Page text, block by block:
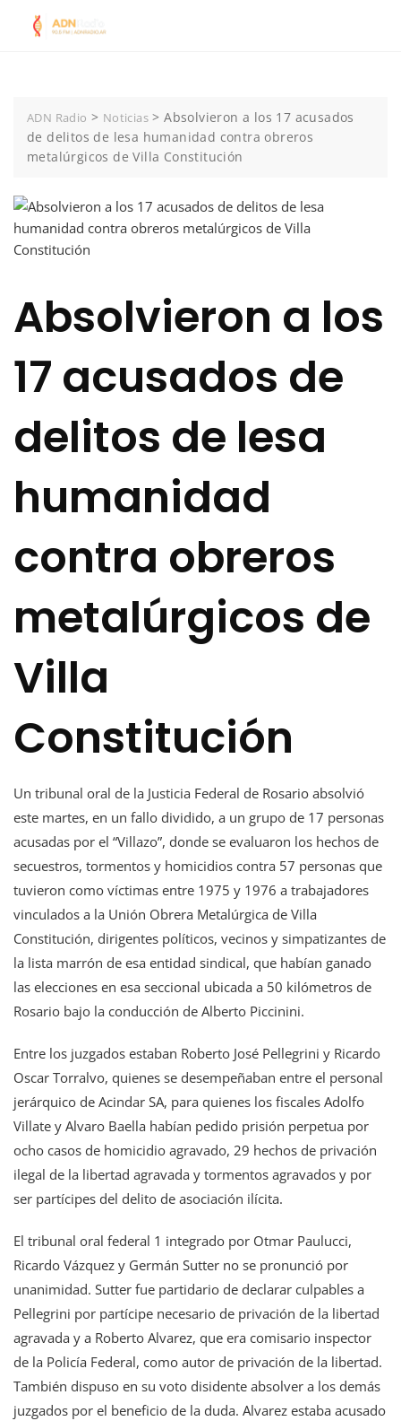
ADN Radio > Noticias >Absolvieron a los 17 acusados
de delitos de lesa humanidad contra obreros
metalúrgicos de Villa Constitución
Absolvieron a los
17 acusados de
delitos de lesa
humanidad
contra obreros
metalúrgicos de
Villa
Constitución
Un tribunal oral de la Justicia Federal de Rosario absolvió
este martes, en un fallo dividido, a un grupo de 17 personas
acusadas por el “Villazo”, donde se evaluaron los hechos de
secuestros, tormentos y homicidios contra 57 personas que
tuvieron como víctimas entre 1975 y 1976 a trabajadores
vinculados a la Unión Obrera Metalúrgica de Villa
Constitución, dirigentes políticos, vecinos y simpatizantes de
la lista marrón de esa entidad sindical, que habían ganado
las elecciones en esa seccional ubicada a 50 kilómetros de
Rosario bajo la conducción de Alberto Piccinini.
Entre los juzgados estaban Roberto José Pellegrini y Ricardo
Oscar Torralvo, quienes se desempeñaban entre el personal
jerárquico de Acindar SA, para quienes los fiscales Adolfo
Villate y Alvaro Baella habían pedido prisión perpetua por
ocho casos de homicidio agravado, 29 hechos de privación
ilegal de la libertad agravada y tormentos agravados y por
ser partícipes del delito de asociación ilícita.
El tribunal oral federal 1 integrado por Otmar Paulucci,
Ricardo Vázquez y Germán Sutter no se pronunció por
unanimidad. Sutter fue partidario de declarar culpables a
Pellegrini por partícipe necesario de privación de la libertad
agravada y a Roberto Alvarez, que era comisario inspector
de la Policía Federal, como autor de privación de la libertad.
También dispuso en su voto disidente absolver a los demás
juzgados por el beneficio de la duda. Alvarez estaba acusado